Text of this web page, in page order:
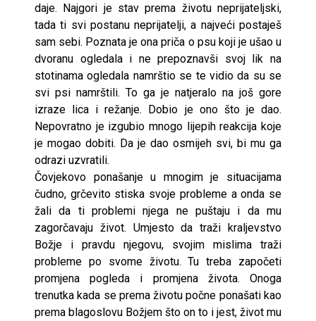
daje. Najgori je stav prema životu neprijateljski,
tada ti svi postanu neprijatelji, a najveći postaješ
sam sebi. Poznata je ona priča o psu koji je ušao u
dvoranu ogledala i ne prepoznavši svoj lik na
stotinama ogledala namrštio se te vidio da su se
svi psi namrštili. To ga je natjeralo na još gore
izraze lica i režanje. Dobio je ono što je dao.
Nepovratno je izgubio mnogo lijepih reakcija koje
je mogao dobiti. Da je dao osmijeh svi, bi mu ga
odrazi uzvratili.
Čovjekovo ponašanje u mnogim je situacijama
čudno, grčevito stiska svoje probleme a onda se
žali da ti problemi njega ne puštaju i da mu
zagorčavaju život. Umjesto da traži kraljevstvo
Božje i pravdu njegovu, svojim mislima traži
probleme po svome životu. Tu treba započeti
promjena pogleda i promjena života. Onoga
trenutka kada se prema životu počne ponašati kao
prema blagoslovu Božjem što on to i jest, život mu